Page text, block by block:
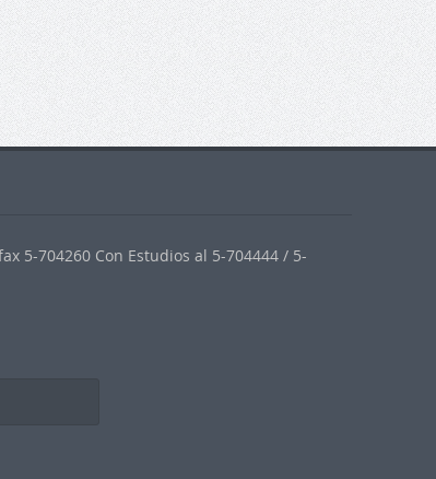
5-704260 Con Estudios al 5-704444 / 5-